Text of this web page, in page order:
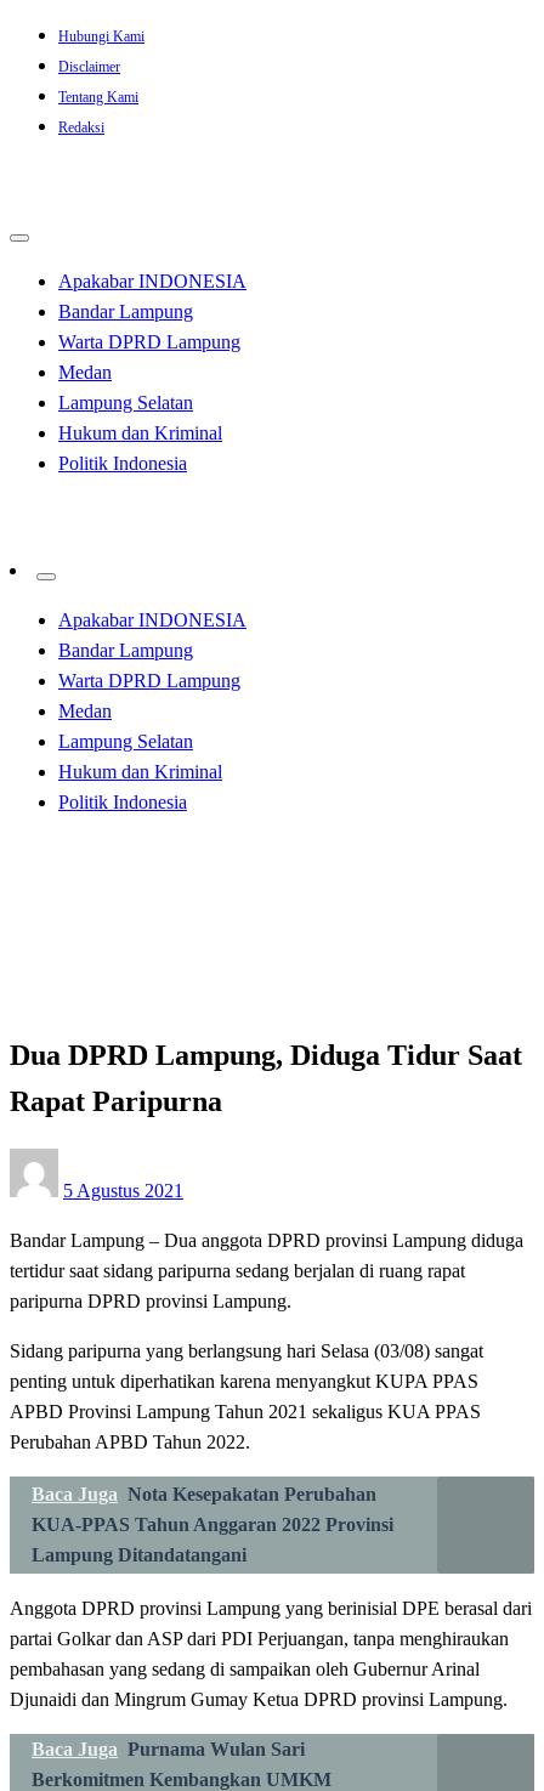
Skip
content
Hubungi Kami
Disclaimer
Tentang Kami
Redaksi
Apakabar INDONESIA
Bandar Lampung
Warta DPRD Lampung
Medan
Lampung Selatan
Hukum dan Kriminal
Politik Indonesia
Apakabar INDONESIA
Bandar Lampung
Warta DPRD Lampung
Medan
Lampung Selatan
Hukum dan Kriminal
Politik Indonesia
Dua DPRD Lampung, Diduga Tidur Saat
Rapat Paripurna
on
5 Agustus 2021
Bandar Lampung – Dua anggota DPRD provinsi Lampung diduga
tertidur saat sidang paripurna sedang berjalan di ruang rapat
paripurna DPRD provinsi Lampung.
Sidang paripurna yang berlangsung hari Selasa (03/08) sangat
penting untuk diperhatikan karena menyangkut KUPA PPAS
APBD Provinsi Lampung Tahun 2021 sekaligus KUA PPAS
Perubahan APBD Tahun 2022.
Baca Juga Nota Kesepakatan Perubahan
KUA-PPAS Tahun Anggaran 2022 Provinsi
Lampung Ditandatangani
Anggota DPRD provinsi Lampung yang berinisial DPE berasal dari
partai Golkar dan ASP dari PDI Perjuangan, tanpa menghiraukan
pembahasan yang sedang di sampaikan oleh Gubernur Arinal
Djunaidi dan Mingrum Gumay Ketua DPRD provinsi Lampung.
Baca Juga Purnama Wulan Sari
Berkomitmen Kembangkan UMKM